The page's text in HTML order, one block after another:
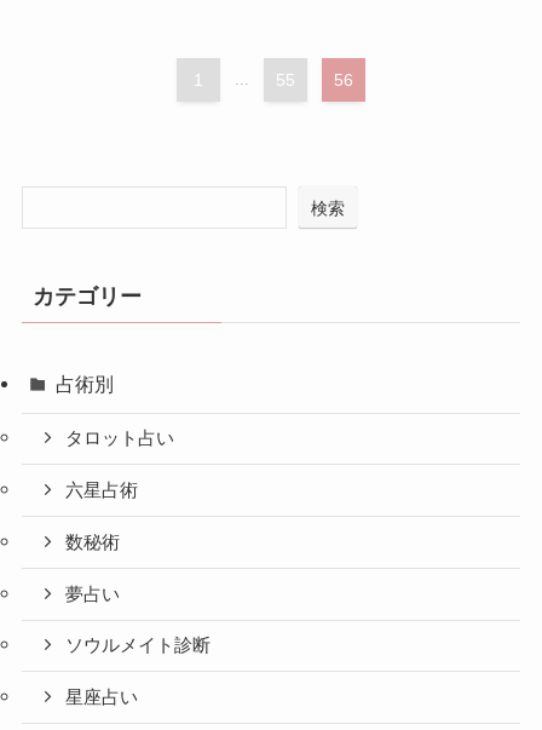
1 55 56
検索
カテゴリー
占術別
タロット占い
六星占術
数秘術
夢占い
ソウルメイト診断
星座占い